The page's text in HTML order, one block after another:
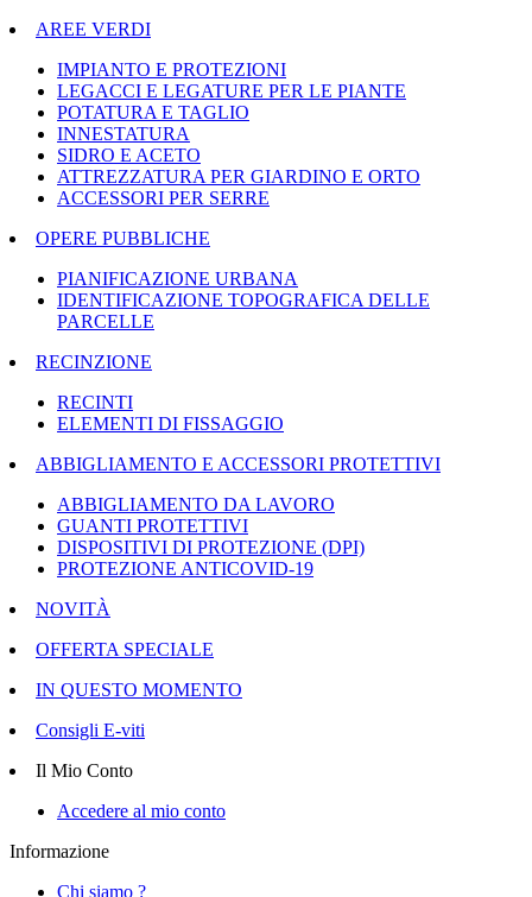
AREE VERDI
IMPIANTO E PROTEZIONI
LEGACCI E LEGATURE PER LE PIANTE
POTATURA E TAGLIO
INNESTATURA
SIDRO E ACETO
ATTREZZATURA PER GIARDINO E ORTO
ACCESSORI PER SERRE
OPERE PUBBLICHE
PIANIFICAZIONE URBANA
IDENTIFICAZIONE TOPOGRAFICA DELLE
PARCELLE
RECINZIONE
RECINTI
ELEMENTI DI FISSAGGIO
ABBIGLIAMENTO E ACCESSORI PROTETTIVI
ABBIGLIAMENTO DA LAVORO
GUANTI PROTETTIVI
DISPOSITIVI DI PROTEZIONE (DPI)
PROTEZIONE ANTICOVID-19
NOVITÀ
OFFERTA SPECIALE
IN QUESTO MOMENTO
Consigli E-viti
Il Mio Conto
Accedere al mio conto
Informazione
Chi siamo ?